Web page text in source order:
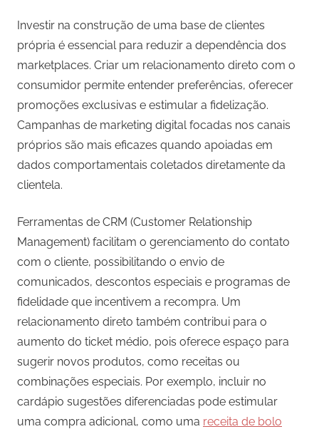
Investir na construção de uma base de clientes
própria é essencial para reduzir a dependência dos
marketplaces. Criar um relacionamento direto com o
consumidor permite entender preferências, oferecer
promoções exclusivas e estimular a fidelização.
Campanhas de marketing digital focadas nos canais
próprios são mais eficazes quando apoiadas em
dados comportamentais coletados diretamente da
clientela.
Ferramentas de CRM (Customer Relationship
Management) facilitam o gerenciamento do contato
com o cliente, possibilitando o envio de
comunicados, descontos especiais e programas de
fidelidade que incentivem a recompra. Um
relacionamento direto também contribui para o
aumento do ticket médio, pois oferece espaço para
sugerir novos produtos, como receitas ou
combinações especiais. Por exemplo, incluir no
cardápio sugestões diferenciadas pode estimular
uma compra adicional, como uma receita de bolo